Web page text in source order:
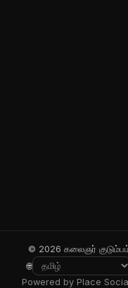
© 2026 கலைஞர்
🌐
Powered by Place